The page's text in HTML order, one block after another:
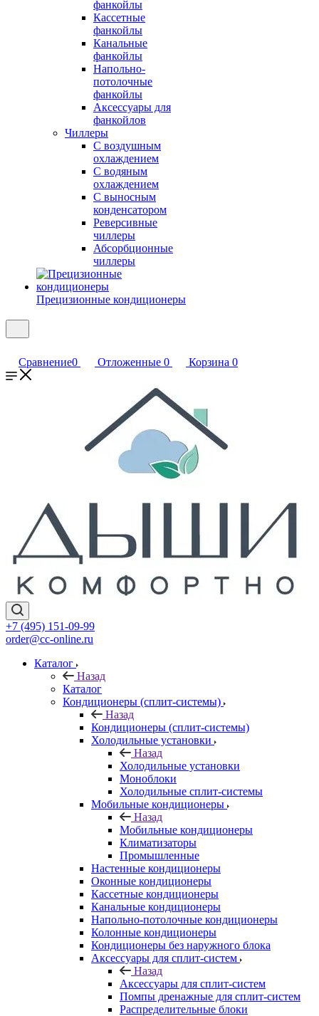
фанкойлы
Кассетные
фанкойлы
Канальные
фанкойлы
Напольно-
потолочные
фанкойлы
Аксессуары для
фанкойлов
Чиллеры
С воздушным
охлаждением
С водяным
охлаждением
С выносным
конденсатором
Реверсивные
чиллеры
Абсорбционные
чиллеры
Прецизионные кондиционеры
Сравнение0 Отложенные 0 Корзина 0
+7 (495) 151-09-99
order@cc-online.ru
Каталог
Назад
Каталог
Кондиционеры (сплит-системы)
Назад
Кондиционеры (сплит-системы)
Холодильные установки
Назад
Холодильные установки
Моноблоки
Холодильные сплит-системы
Мобильные кондиционеры
Назад
Мобильные кондиционеры
Климатизаторы
Промышленные
Настенные кондиционеры
Оконные кондиционеры
Кассетные кондиционеры
Канальные кондиционеры
Напольно-потолочные кондиционеры
Колонные кондиционеры
Кондиционеры без наружного блока
Аксессуары для сплит-систем
Назад
Аксессуары для сплит-систем
Помпы дренажные для сплит-систем
Распределительные блоки